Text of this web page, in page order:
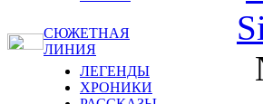
СЮЖЕТНАЯ
ЛИНИЯ
ЛЕГЕНДЫ
ХРОНИКИ